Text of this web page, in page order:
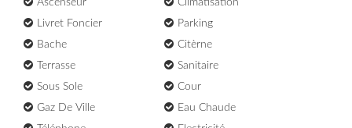
Ascenseur
Climatisation
Livret Foncier
Parking
Bache
Citèrne
Terrasse
Sanitaire
Sous Sole
Cour
Gaz De Ville
Eau Chaude